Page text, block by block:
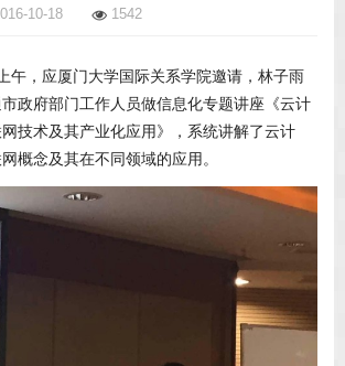
10-18 1542
午，应厦门大学国际关系学院邀请，林子雨
政府部门工作人员做信息化专题讲座《云计
技术及其产业化应用》，系统讲解了云计
概念及其在不同领域的应用。